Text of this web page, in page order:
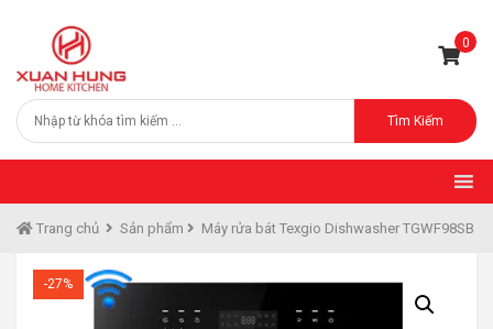
0
Tìm Kiếm
Trang chủ Sản phẩm Máy rửa bát Texgio Dishwasher TGWF98SB
-27%